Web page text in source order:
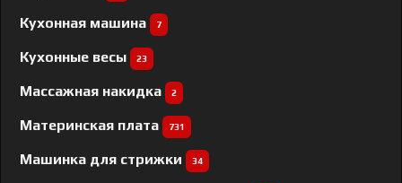
Кухонная машина 7
Кухонные весы 23
Массажная накидка 2
Материнская плата 731
Машинка для стрижки 34